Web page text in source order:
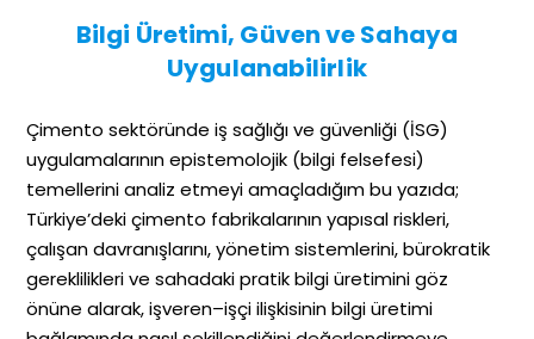
Bilgi Üretimi, Güven ve Sahaya
Uygulanabilirlik
Çimento sektöründe iş sağlığı ve güvenliği (İSG)
uygulamalarının epistemolojik (bilgi felsefesi)
temellerini analiz etmeyi amaçladığım bu yazıda;
Türkiye’deki çimento fabrikalarının yapısal riskleri,
çalışan davranışlarını, yönetim sistemlerini, bürokratik
gereklilikleri ve sahadaki pratik bilgi üretimini göz
önüne alarak, işveren–işçi ilişkisinin bilgi üretimi